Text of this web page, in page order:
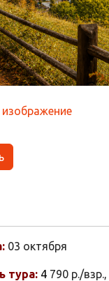
03 октября
тура: 4 790 р./